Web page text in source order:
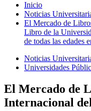
Inicio
Noticias
El Mercado de
Libro de la
de todas las edades
Noticias
Universidades
El Mercado de
Internacional